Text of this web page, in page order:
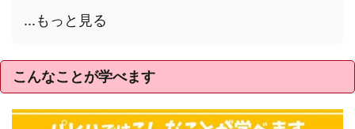
...もっと見る
こんなことが学べます